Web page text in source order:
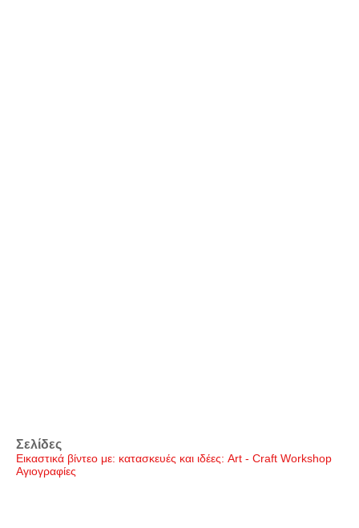
Σελίδες
Εικαστικά βίντεο με: κατασκευές και ιδέες: Art - Craft Workshop
Αγιογραφίες